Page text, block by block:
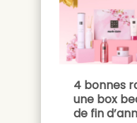
4 bonnes
une box
de fin